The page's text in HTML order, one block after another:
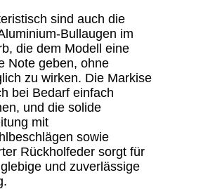
sind auch die
Bullaugen im
die dem Modell eine
Note geben, ohne
zu wirken. Die Markise
bei Bedarf einfach
und die solide
mit
sowie
Rückholfeder sorgt für
und zuverlässige